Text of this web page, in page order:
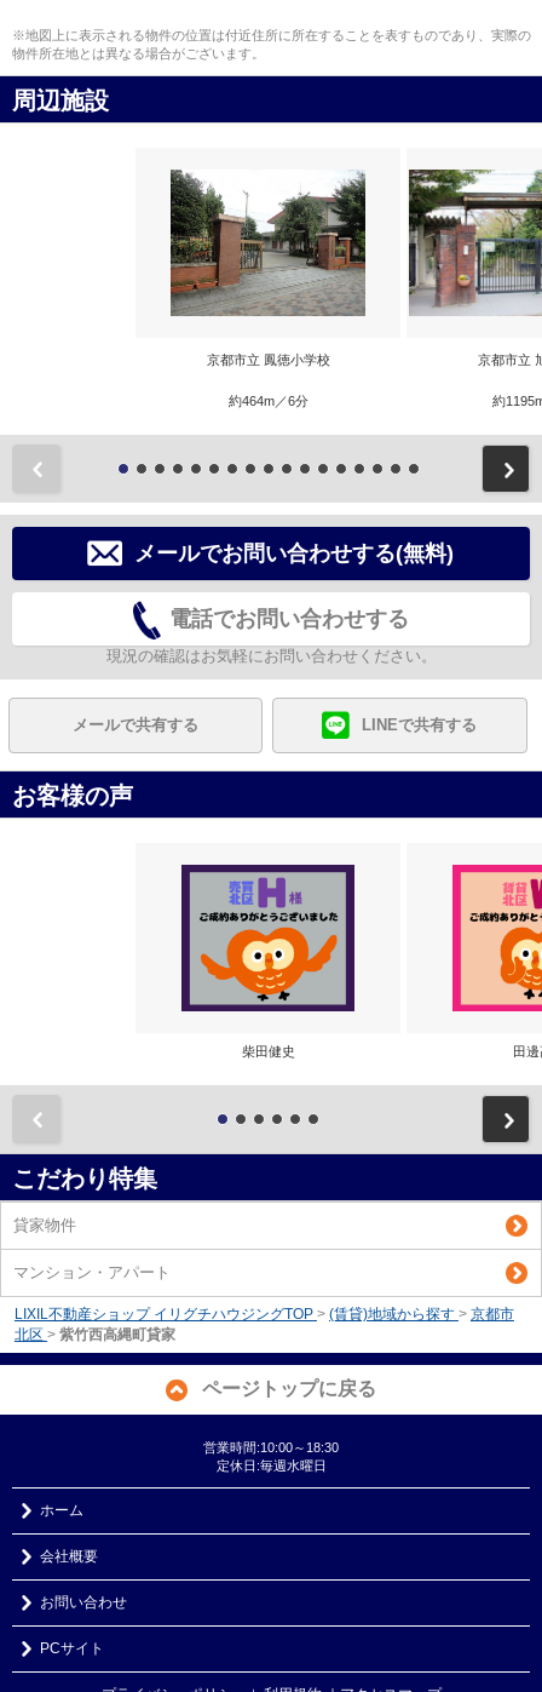
※地図上に表示される物件の位置は付近住所に所在することを表すものであり、実際の
物件所在地とは異なる場合がございます。
周辺施設
京都市立 鳳徳小学校
約464m／6分
京都市立
約
メールでお問い合わせする(無料)
電話でお問い合わせする
現況の確認はお気軽にお問い合わせください。
メールで共有する LINEで共有する
お客様の声
柴田健史 田
こだわり特集
貸家物件
マンション・アパート
LIXIL不動産ショップ イリグチハウジングTOP > (賃貸)地域から探す > 京都市
北区 > 紫竹西高縄町貸家
ページトップに戻る
営業時間:10:00～18:30
定休日:毎週水曜日
ホーム
会社概要
お問い合わせ
PCサイト